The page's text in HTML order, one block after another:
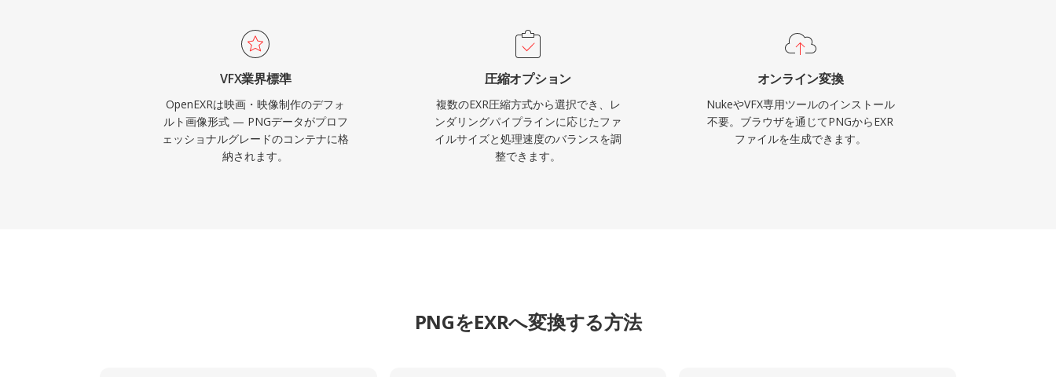
VFX業界標準
OpenEXRは映画・映像制作のデフォ
ルト画像形式 — PNGデータがプロフ
ェッショナルグレードのコンテナに格
納されます。
圧縮オプション
複数のEXR圧縮方式から選択でき、レ
ンダリングパイプラインに応じたファ
イルサイズと処理速度のバランスを調
整できます。
オンライン変換
NukeやVFX専用ツールのインストール
不要。ブラウザを通じてPNGからEXR
ファイルを生成できます。
PNGをEXRへ変換する方法